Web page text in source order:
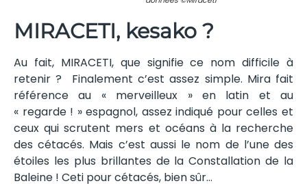
MIRACETI, kesako ?
Au fait, MIRACETI, que signifie ce nom difficile à
retenir ? Finalement c’est assez simple. Mira fait
référence au « merveilleux » en latin et au
« regarde ! » espagnol, assez indiqué pour celles et
ceux qui scrutent mers et océans à la recherche
des cétacés. Mais c’est aussi le nom de l’une des
étoiles les plus brillantes de la Constallation de la
Baleine ! Ceti pour cétacés, bien sûr…